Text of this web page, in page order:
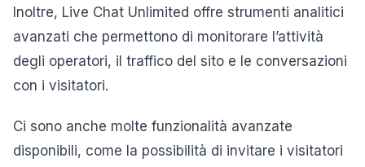
Inoltre, Live Chat Unlimited offre strumenti analitici
avanzati che permettono di monitorare l’attività
degli operatori, il traffico del sito e le conversazioni
con i visitatori.
Ci sono anche molte funzionalità avanzate
disponibili, come la possibilità di invitare i visitatori